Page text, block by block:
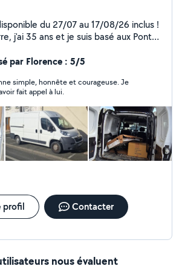
du 27/07 au 17/08/26 inclus !
j'ai 35 ans et je suis basé aux Ponts
vide maison, garages,
Je suis équipé de
épaisses, diable pour charges
chariot plateforme et des plateaux
faciliter la manutention des
rigoureux et dynamique, je me
vous soyez satisfait de mes services.
par Florence : 5/5
simple, honnête et courageuse. Je
fait appel à lui.
profil Contacter
nous évaluent